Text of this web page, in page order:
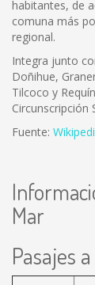
habitantes, de
comuna más
regional.
Integra junto
Doñihue,
Tilcoco y
Circunscripción
Fuente:
Mar
Pasajes